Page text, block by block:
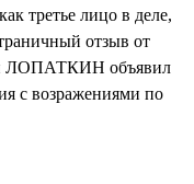
третье лицо в деле,
отзыв от
ЛОПАТКИН объявил
с возражениями по